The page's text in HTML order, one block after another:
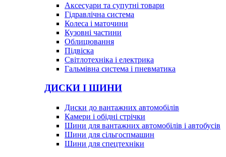
Аксесуари та супутні товари
Гідравлічна система
Колеса і маточини
Кузовні частини
Облицювання
Підвіска
Світлотехніка і електрика
Гальмівна система і пневматика
ДИСКИ І ШИНИ
Диски до вантажних автомобілів
Камери і обідні стрічки
Шини для вантажних автомобілів і автобусів
Шини для сільгоспмашин
Шини для спецтехніки